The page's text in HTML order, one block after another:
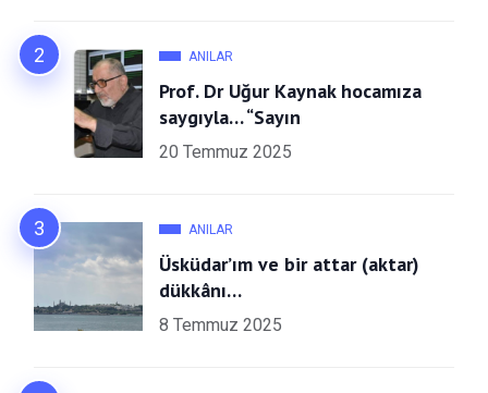
ANILAR
Prof. Dr Uğur Kaynak hocamıza
saygıyla… “Sayın
20 Temmuz 2025
ANILAR
Üsküdar’ım ve bir attar (aktar)
dükkânı…
8 Temmuz 2025